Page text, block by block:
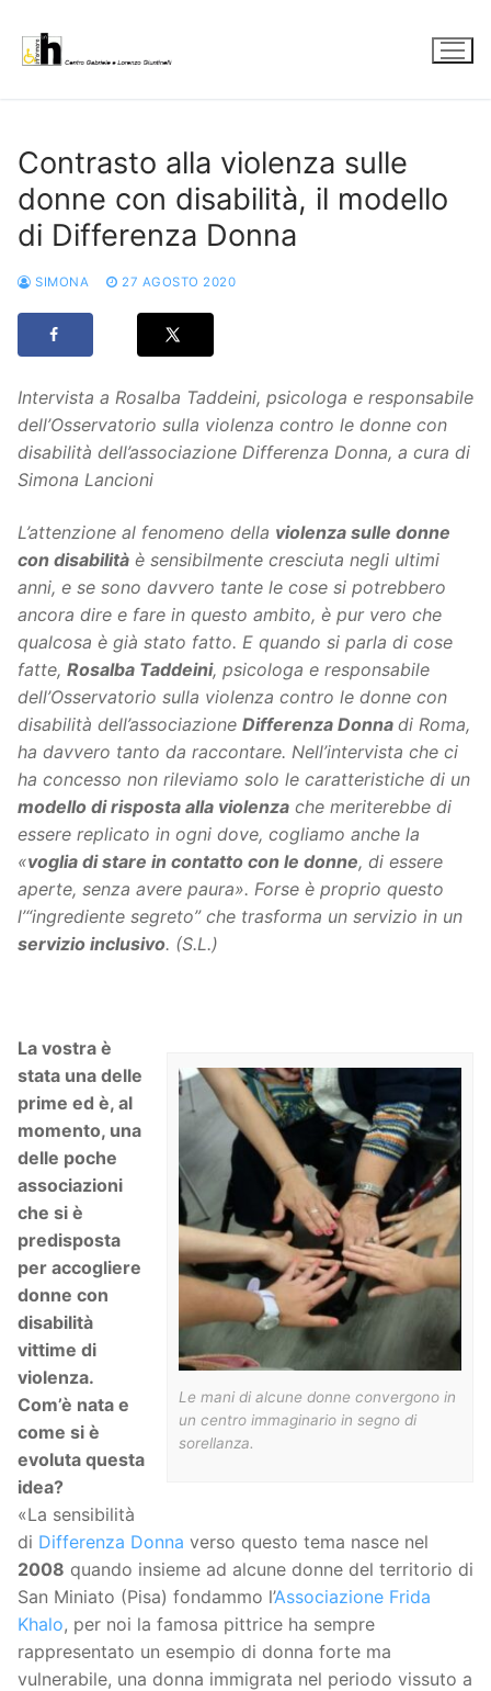
contenuto
Contrasto alla violenza sulle
donne con disabilità, il modello
di Differenza Donna
SIMONA 27 AGOSTO 2020
Intervista a Rosalba Taddeini, psicologa e responsabile
dell’Osservatorio sulla violenza contro le donne con
disabilità dell’associazione Differenza Donna, a cura di
Simona Lancioni
L’attenzione al fenomeno della violenza sulle donne
con disabilità è sensibilmente cresciuta negli ultimi
anni, e se sono davvero tante le cose si potrebbero
ancora dire e fare in questo ambito, è pur vero che
qualcosa è già stato fatto. E quando si parla di cose
fatte, Rosalba Taddeini, psicologa e responsabile
dell’Osservatorio sulla violenza contro le donne con
disabilità dell’associazione Differenza Donna di Roma,
ha davvero tanto da raccontare. Nell’intervista che ci
ha concesso non rileviamo solo le caratteristiche di un
modello di risposta alla violenza che meriterebbe di
essere replicato in ogni dove, cogliamo anche la
«voglia di stare in contatto con le donne, di essere
aperte, senza avere paura». Forse è proprio questo
l’“ingrediente segreto” che trasforma un servizio in un
servizio inclusivo. (S.L.)
Le mani di alcune donne convergono in
un centro immaginario in segno di
sorellanza.
La vostra è
stata una delle
prime ed è, al
momento, una
delle poche
associazioni
che si è
predisposta
per accogliere
donne con
disabilità
vittime di
violenza.
Com’è nata e
come si è
evoluta questa
idea?
«La sensibilità
di Differenza Donna verso questo tema nasce nel
2008 quando insieme ad alcune donne del territorio di
San Miniato (Pisa) fondammo l’Associazione Frida
Khalo, per noi la famosa pittrice ha sempre
rappresentato un esempio di donna forte ma
vulnerabile, una donna immigrata nel periodo vissuto a